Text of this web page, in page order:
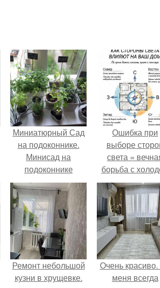
Миниатюрный Сад
на подоконнике.
Минисад на
подоконнике
Ошибка при
выборе
света =
борьба с
или светом.
Ремонт небольшой
кузни в хрущевке.
Очень
меня всегда